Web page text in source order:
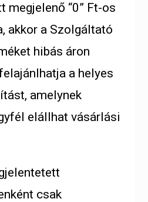
megjelenő “0” Ft-os
akkor a Szolgáltató
hibás áron
a helyes
amelynek
elállhat vásárlási
csak